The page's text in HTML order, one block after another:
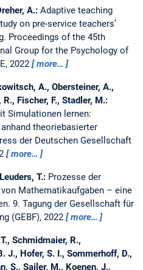
A.: Adaptive teaching
on pre-service teachers’
Proceedings of the 45th
Group for the Psychology of
2022
more…
A., Obersteiner, A.,
Fischer, F., Stadler, M.:
Simulationen lernen:
theoriebasierter
der Deutschen Gesellschaft
more…
T.: Prozesse der
Mathematikaufgaben – eine
9. Tagung der Gesellschaft für
(GEBF), 2022
more…
Schmidmaier, R.,
J., Hofer, S. I., Sommerhoff, D.,
S., Sailer, M., Koenen, J.,